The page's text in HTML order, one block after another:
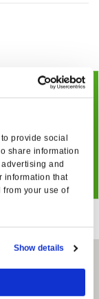
provide social
share information
and
information that
from your use of
Show details
il consenso
per ricevere la
per attività diJUCLAS
BOOK